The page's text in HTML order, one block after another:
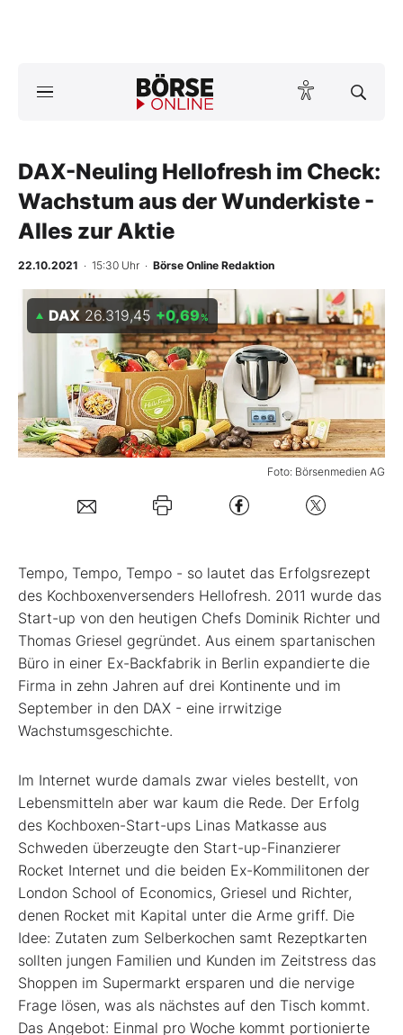
Anlageprodukte
Finanz-Check
Abo & Shop
BO-Musterdepots
Experten
Mein B:O
Mein Konto
Folgen Sie uns
Kontakt
DAX-Neuling Hellofresh im Check:
Wachstum aus der Wunderkiste -
Alles zur Aktie
22.10.2021 · 15:30 Uhr · Börse Online Redaktion
Foto: Börsenmedien AG
DAX 26.319,45 +0,69 %
Tempo, Tempo, Tempo - so lautet das Erfolgsrezept
des Kochboxenversenders Hellofresh. 2011 wurde das
Start-up von den heutigen Chefs Dominik Richter und
Thomas Griesel gegründet. Aus einem spartanischen
Büro in einer Ex-Backfabrik in Berlin expandierte die
Firma in zehn Jahren auf drei Kontinente und im
September in den DAX - eine irrwitzige
Wachstumsgeschichte.
Im Internet wurde damals zwar vieles bestellt, von
Lebensmitteln aber war kaum die Rede. Der Erfolg
des Kochboxen-Start-ups Linas Matkasse aus
Schweden überzeugte den Start-up-Finanzierer
Rocket Internet und die beiden Ex-Kommilitonen der
London School of Economics, Griesel und Richter,
denen Rocket mit Kapital unter die Arme griff. Die
Idee: Zutaten zum Selberkochen samt Rezeptkarten
sollten jungen Familien und Kunden im Zeitstress das
Shoppen im Supermarkt ersparen und die nervige
Frage lösen, was als nächstes auf den Tisch kommt.
Das Angebot: Einmal pro Woche kommt portionierte